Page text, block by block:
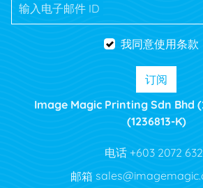
输入电子邮件 ID
我同意使用条款
订阅
Image Magic Printing Sdn Bhd
(1236813-K)
电话+603 2072
邮箱